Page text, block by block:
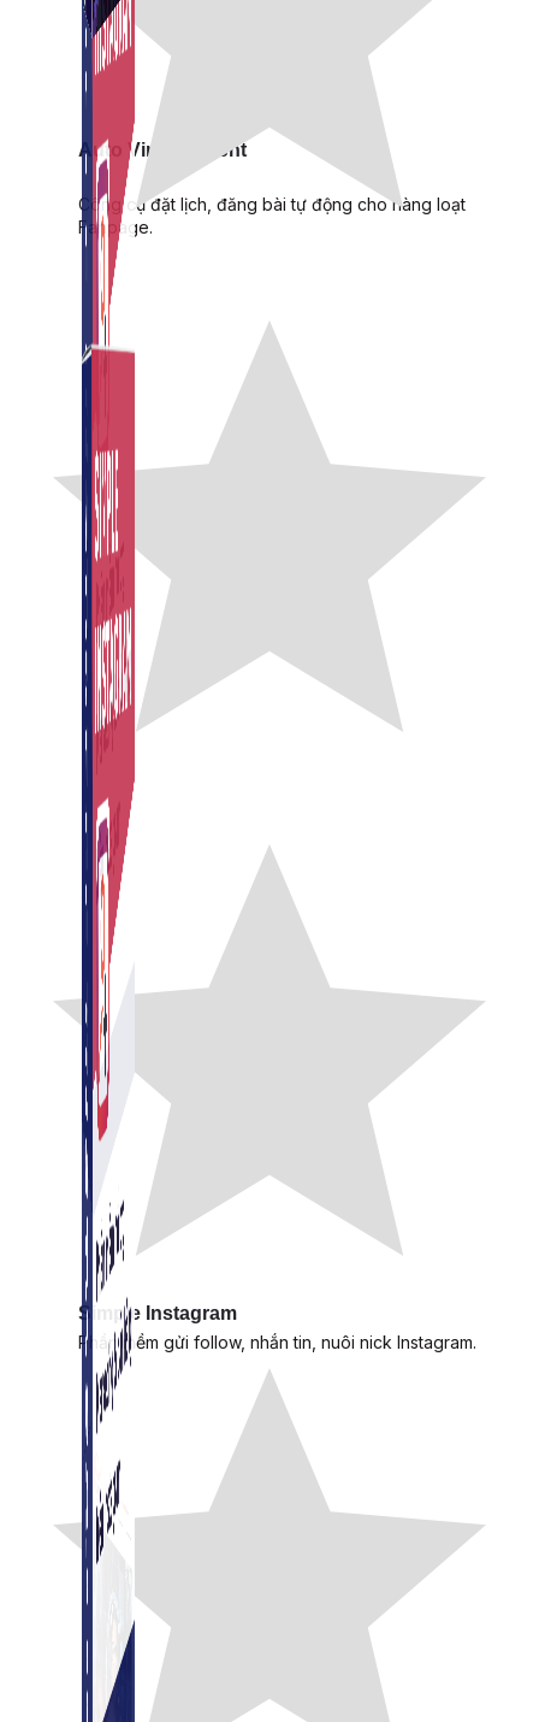
Simple Instagram
Phần mềm gửi follow, nhắn tin, nuôi nick Instagram.
Auto Viral Content
Công cụ đặt lịch, đăng bài tự động cho hàng loạt
Fanpage.